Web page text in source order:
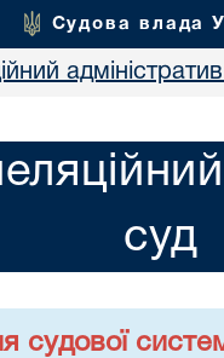
Судова влада
суд
судової